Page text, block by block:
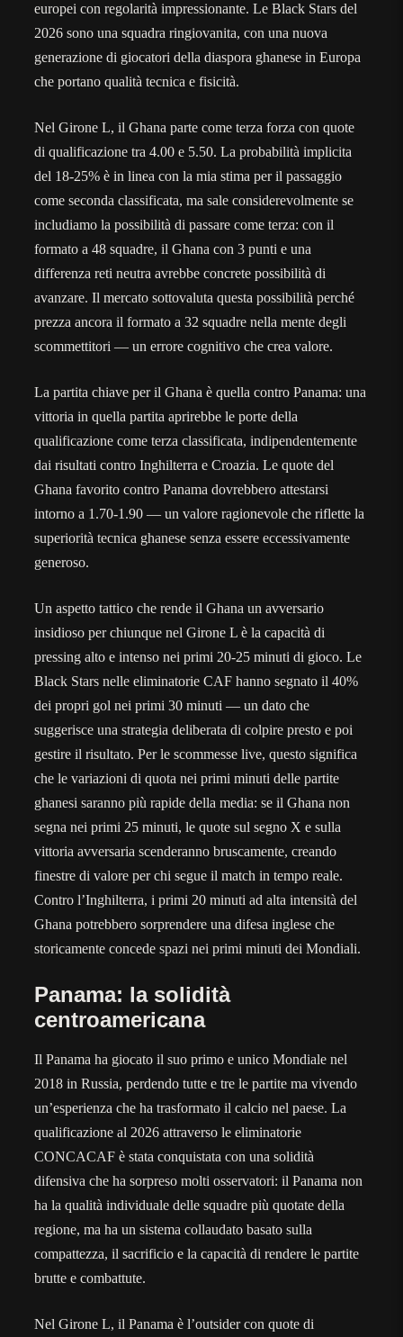
europei con regolarità impressionante. Le Black Stars del
2026 sono una squadra ringiovanita, con una nuova
generazione di giocatori della diaspora ghanese in Europa
che portano qualità tecnica e fisicità.
Nel Girone L, il Ghana parte come terza forza con quote
di qualificazione tra 4.00 e 5.50. La probabilità implicita
del 18-25% è in linea con la mia stima per il passaggio
come seconda classificata, ma sale considerevolmente se
includiamo la possibilità di passare come terza: con il
formato a 48 squadre, il Ghana con 3 punti e una
differenza reti neutra avrebbe concrete possibilità di
avanzare. Il mercato sottovaluta questa possibilità perché
prezza ancora il formato a 32 squadre nella mente degli
scommettitori — un errore cognitivo che crea valore.
La partita chiave per il Ghana è quella contro Panama: una
vittoria in quella partita aprirebbe le porte della
qualificazione come terza classificata, indipendentemente
dai risultati contro Inghilterra e Croazia. Le quote del
Ghana favorito contro Panama dovrebbero attestarsi
intorno a 1.70-1.90 — un valore ragionevole che riflette la
superiorità tecnica ghanese senza essere eccessivamente
generoso.
Un aspetto tattico che rende il Ghana un avversario
insidioso per chiunque nel Girone L è la capacità di
pressing alto e intenso nei primi 20-25 minuti di gioco. Le
Black Stars nelle eliminatorie CAF hanno segnato il 40%
dei propri gol nei primi 30 minuti — un dato che
suggerisce una strategia deliberata di colpire presto e poi
gestire il risultato. Per le scommesse live, questo significa
che le variazioni di quota nei primi minuti delle partite
ghanesi saranno più rapide della media: se il Ghana non
segna nei primi 25 minuti, le quote sul segno X e sulla
vittoria avversaria scenderanno bruscamente, creando
finestre di valore per chi segue il match in tempo reale.
Contro l’Inghilterra, i primi 20 minuti ad alta intensità del
Ghana potrebbero sorprendere una difesa inglese che
storicamente concede spazi nei primi minuti dei Mondiali.
Panama: la solidità
centroamericana
Il Panama ha giocato il suo primo e unico Mondiale nel
2018 in Russia, perdendo tutte e tre le partite ma vivendo
un’esperienza che ha trasformato il calcio nel paese. La
qualificazione al 2026 attraverso le eliminatorie
CONCACAF è stata conquistata con una solidità
difensiva che ha sorpreso molti osservatori: il Panama non
ha la qualità individuale delle squadre più quotate della
regione, ma ha un sistema collaudato basato sulla
compattezza, il sacrificio e la capacità di rendere le partite
brutte e combattute.
Nel Girone L, il Panama è l’outsider con quote di